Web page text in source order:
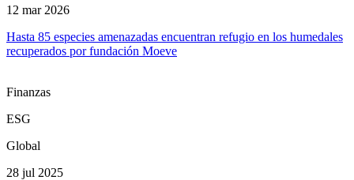
12 mar 2026
Hasta 85 especies amenazadas encuentran refugio en los humedales
recuperados por fundación Moeve
Finanzas
ESG
Global
28 jul 2025